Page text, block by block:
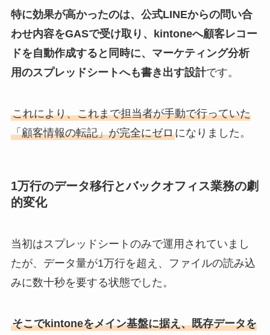
特に効果が高かったのは、公式LINEからの問い合
わせ内容をGASで受け取り、kintoneへ顧客レコー
ドを自動作成すると同時に、マーケティング分析
用のスプレッドシートへも書き出す設計です。
これにより、これまで担当者が手動で行っていた
「顧客情報の転記」が完全にゼロになりました。
1万行のデータ移行とバックオフィス業務の劇
的変化
当初はスプレッドシートのみで運用されていまし
たが、データ量が1万行を超え、ファイルの読み込
みに数十秒を要する状態でした。
そこでkintoneをメイン基盤に据え、既存データを